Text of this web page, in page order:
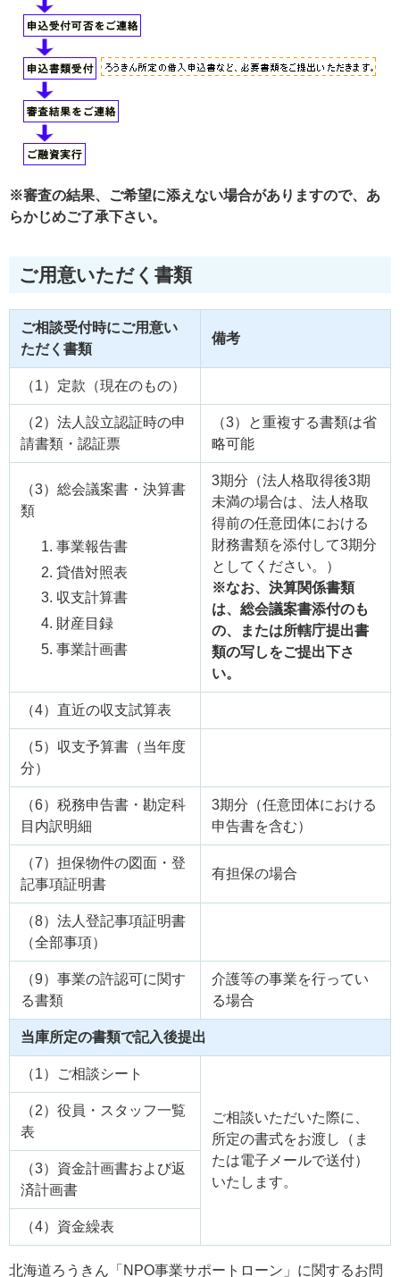
※審査の結果、ご希望に添えない場合がありますので、あ
らかじめご了承下さい。
ご用意いただく書類
ご相談受付時にご用意い
ただく書類
備考
（1）定款（現在のもの）
（2）法人設立認証時の申
請書類・認証票
（3）と重複する書類は省
略可能
（3）総会議案書・決算書
類
事業報告書
貸借対照表
収支計算書
財産目録
事業計画書
3期分（法人格取得後3期
未満の場合は、法人格取
得前の任意団体における
財務書類を添付して3期分
としてください。）
※なお、決算関係書類
は、総会議案書添付のも
の、または所轄庁提出書
類の写しをご提出下さ
い。
（4）直近の収支試算表
（5）収支予算書（当年度
分）
（6）税務申告書・勘定科
目内訳明細
3期分（任意団体における
申告書を含む）
（7）担保物件の図面・登
記事項証明書
有担保の場合
（8）法人登記事項証明書
（全部事項）
（9）事業の許認可に関す
る書類
介護等の事業を行ってい
る場合
当庫所定の書類で記入後提出
（1）ご相談シート
ご相談いただいた際に、
所定の書式をお渡し（ま
たは電子メールで送付）
いたします。
（2）役員・スタッフ一覧
表
（3）資金計画書および返
済計画書
（4）資金繰表
北海道ろうきん「NPO事業サポートローン」に関するお問